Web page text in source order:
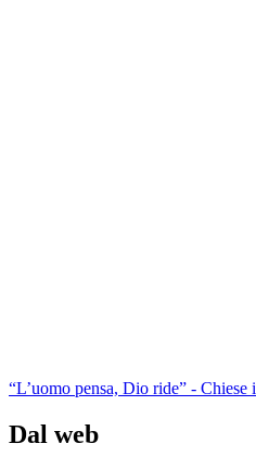
“L’uomo pensa, Dio ride” -
Dal web